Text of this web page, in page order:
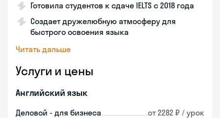
Готовила студентов к сдаче IELTS с 2018 года
Создает дружелюбную атмосферу для
быстрого освоения языка
Читать дальше
Услуги и цены
Английский язык
Деловой - для бизнеса от 2282 ₽ / урок